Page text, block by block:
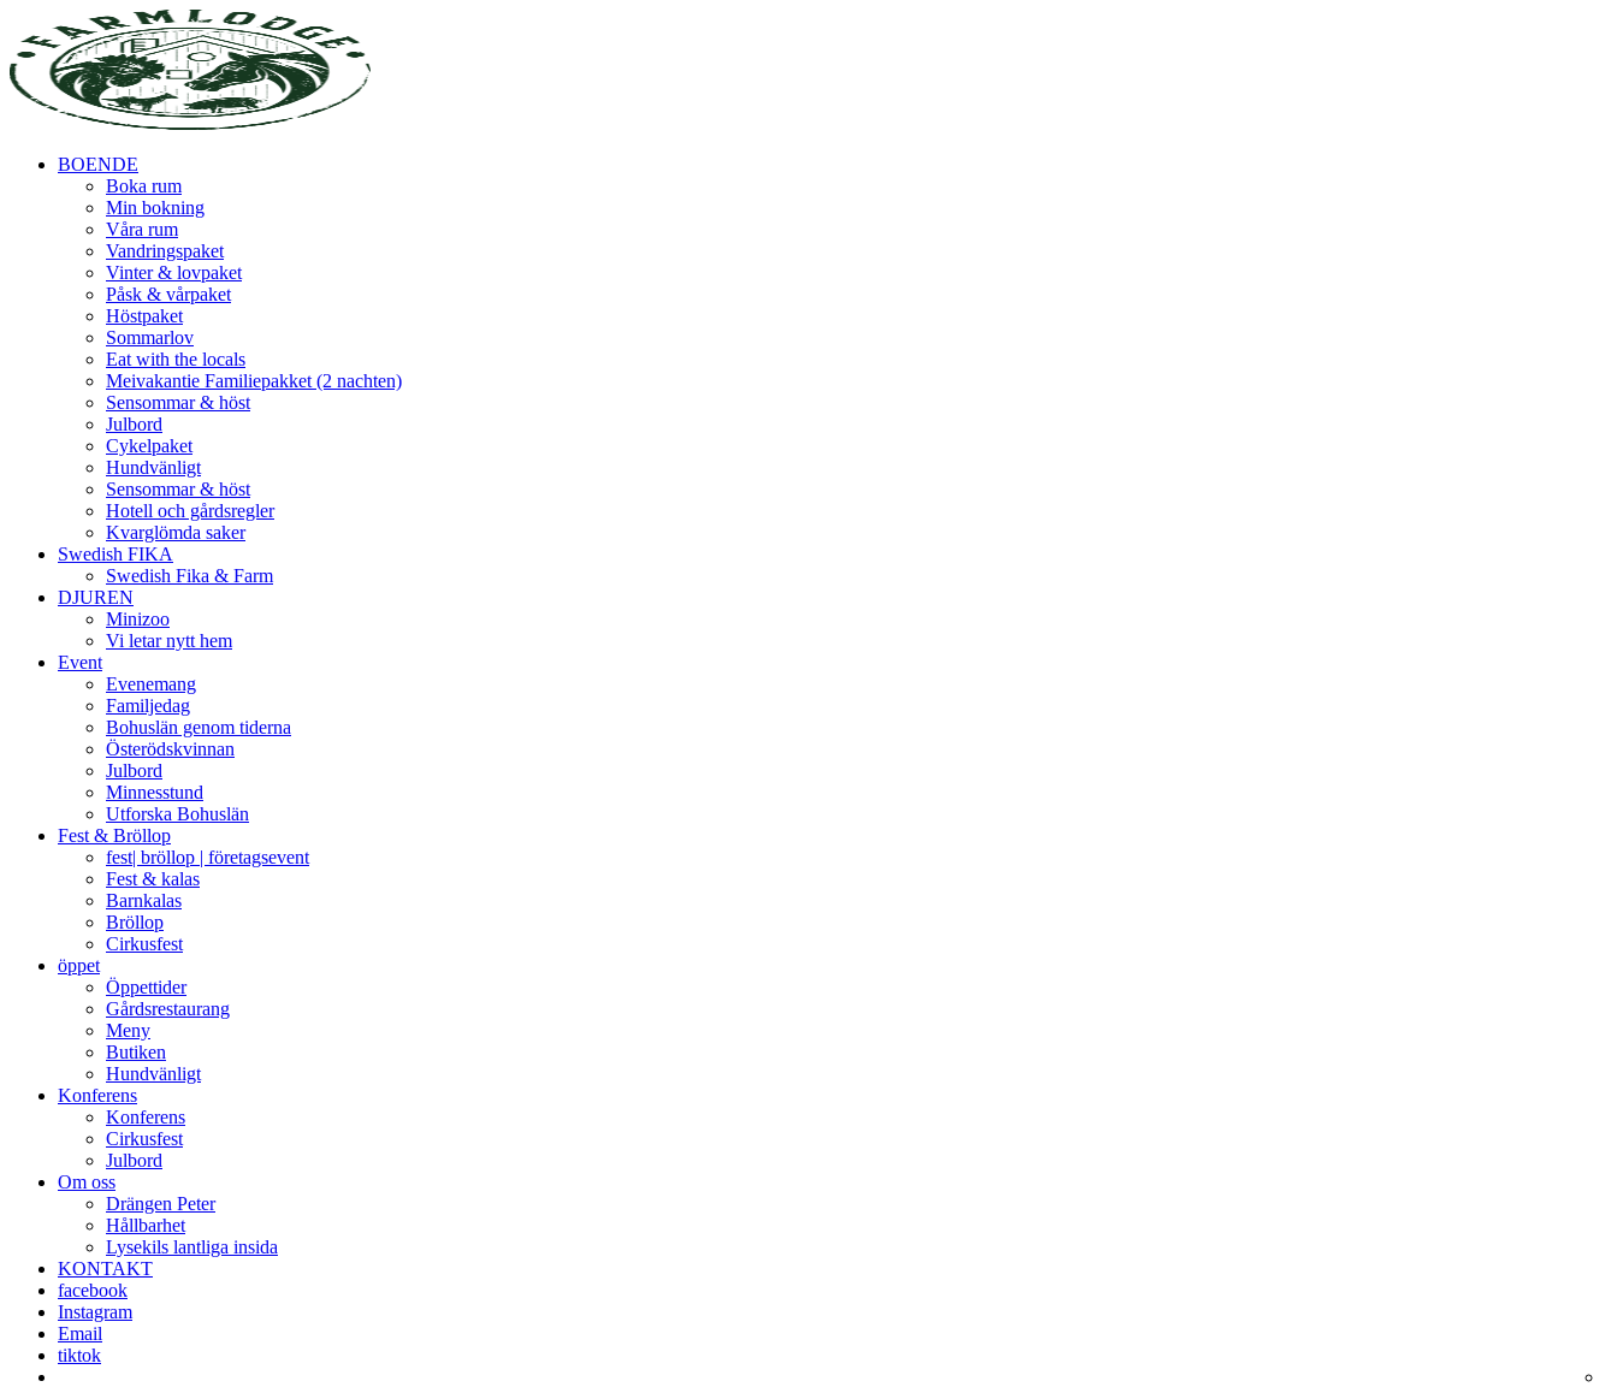
BOENDE
Boka rum
Min bokning
Våra rum
Vandringspaket
Vinter & lovpaket
Påsk & vårpaket
Höstpaket
Sommarlov
Eat with the locals
Meivakantie Familiepakket (2 nachten)
Sensommar & höst
Julbord
Cykelpaket
Hundvänligt
Sensommar & höst
Hotell och gårdsregler
Kvarglömda saker
Swedish FIKA
Swedish Fika & Farm
DJUREN
Minizoo
Vi letar nytt hem
Event
Evenemang
Familjedag
Bohuslän genom tiderna
Österödskvinnan
Julbord
Minnesstund
Utforska Bohuslän
Fest & Bröllop
fest| bröllop | företagsevent
Fest & kalas
Barnkalas
Bröllop
Cirkusfest
öppet
Öppettider
Gårdsrestaurang
Meny
Butiken
Hundvänligt
Konferens
Konferens
Cirkusfest
Julbord
Om oss
Drängen Peter
Hållbarhet
Lysekils lantliga insida
KONTAKT
facebook
Instagram
Email
tiktok